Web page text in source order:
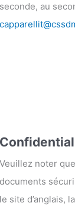
seconde, au
Veuillez noter
documents
le site d’anglais,